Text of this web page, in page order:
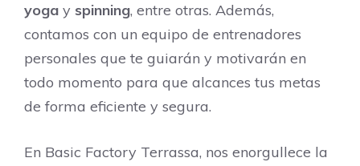
yoga y spinning, entre otras. Además,
contamos con un equipo de entrenadores
personales que te guiarán y motivarán en
todo momento para que alcances tus metas
de forma eficiente y segura.
En Basic Factory Terrassa, nos enorgullece la